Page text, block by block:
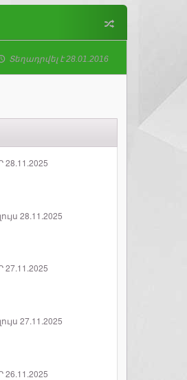
Տեղադրվել է 28.01.2016
28.11.2025
28.11.2025
27.11.2025
27.11.2025
26.11.2025